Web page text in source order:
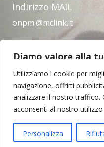
Diamo valore alla
Utilizziamo i cookie per
navigazione, offrirti
analizzare il nostro traffico.
acconsenti al nostro utilizzo
Personalizza
Indirizzo MAIL
onpmi@mclink.it
Amministrazione
Note